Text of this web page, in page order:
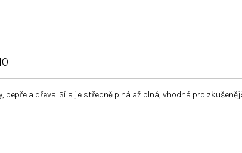
pepře a dřeva. Síla je středně plná až plná, vhodná pro